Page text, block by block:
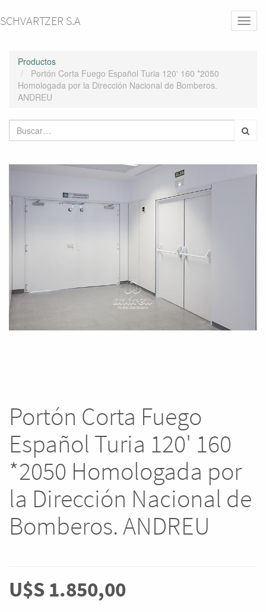
SCHVARTZER S.A
Productos
Portón Corta Fuego Español Turia 120' 160 *2050
Homologada por la Dirección Nacional de Bomberos.
ANDREU
Portón Corta Fuego
Español Turia 120' 160
*2050 Homologada por
la Dirección Nacional de
Bomberos. ANDREU
U$S 1.850,00